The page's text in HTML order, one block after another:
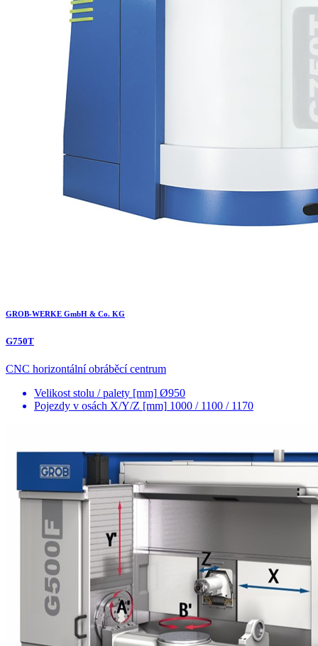
GROB-WERKE GmbH & Co. KG
G750T
CNC horizontální obráběcí centrum
Velikost stolu / palety [mm] Ø950
Pojezdy v osách X/Y/Z [mm] 1000 / 1100 / 1170